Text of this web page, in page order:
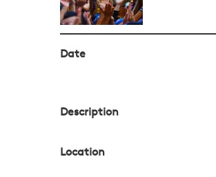
Date
Description
Location